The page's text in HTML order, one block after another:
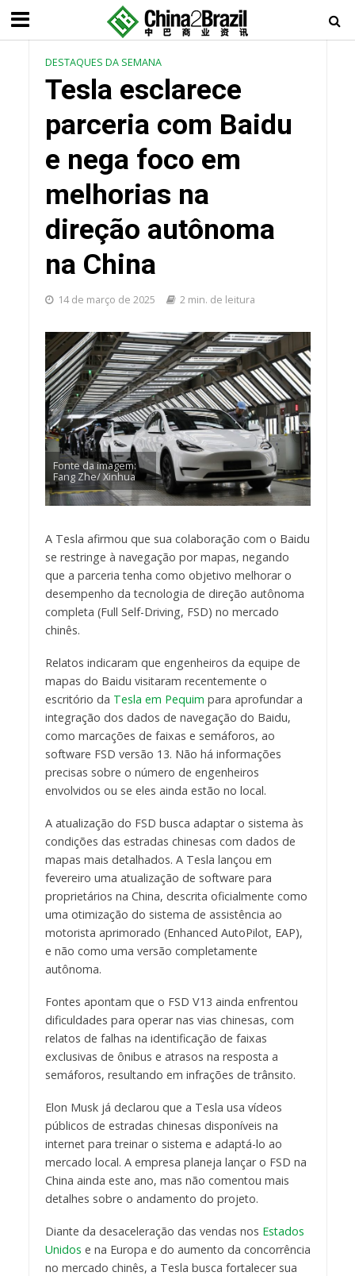
DESTAQUES DA SEMANA
Tesla esclarece
parceria com Baidu
e nega foco em
melhorias na
direção autônoma
na China
14 de março de 2025 2 min. de leitura
Fonte da imagem:
Fang Zhe/ Xinhua
A Tesla afirmou que sua colaboração com o Baidu
se restringe à navegação por mapas, negando
que a parceria tenha como objetivo melhorar o
desempenho da tecnologia de direção autônoma
completa (Full Self-Driving, FSD) no mercado
chinês.
Relatos indicaram que engenheiros da equipe de
mapas do Baidu visitaram recentemente o
escritório da Tesla em Pequim para aprofundar a
integração dos dados de navegação do Baidu,
como marcações de faixas e semáforos, ao
software FSD versão 13. Não há informações
precisas sobre o número de engenheiros
envolvidos ou se eles ainda estão no local.
A atualização do FSD busca adaptar o sistema às
condições das estradas chinesas com dados de
mapas mais detalhados. A Tesla lançou em
fevereiro uma atualização de software para
proprietários na China, descrita oficialmente como
uma otimização do sistema de assistência ao
motorista aprimorado (Enhanced AutoPilot, EAP),
e não como uma versão completamente
autônoma.
Fontes apontam que o FSD V13 ainda enfrentou
dificuldades para operar nas vias chinesas, com
relatos de falhas na identificação de faixas
exclusivas de ônibus e atrasos na resposta a
semáforos, resultando em infrações de trânsito.
Elon Musk já declarou que a Tesla usa vídeos
públicos de estradas chinesas disponíveis na
internet para treinar o sistema e adaptá-lo ao
mercado local. A empresa planeja lançar o FSD na
China ainda este ano, mas não comentou mais
detalhes sobre o andamento do projeto.
Diante da desaceleração das vendas nos Estados
Unidos e na Europa e do aumento da concorrência
no mercado chinês, a Tesla busca fortalecer sua